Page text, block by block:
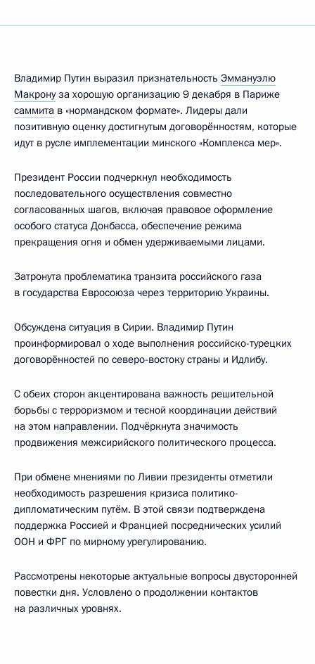
Владимир Путин выразил признательность Эммануэлю
Макронуза хорошую организацию 9 декабря в Париже
саммита в «нормандском формате». Лидеры дали
позитивную оценку достигнутым договорённостям, которые
идут в русле имплементации минского «Комплекса мер».
Президент России подчеркнул необходимость
последовательного осуществления совместно
согласованных шагов, включая правовое оформление
особого статуса Донбасса, обеспечение режима
прекращения огня и обмен удерживаемыми лицами.
Затронута проблематика транзита российского газа
в государства Евросоюза через территорию Украины.
Обсуждена ситуация в Сирии. Владимир Путин
проинформировал о ходе выполнения российско-турецких
договорённостей по северо-востоку страны и Идлибу.
С обеих сторон акцентирована важность решительной
борьбы с терроризмом и тесной координации действий
на этом направлении. Подчёркнута значимость
продвижения межсирийского политического процесса.
При обмене мнениями по Ливии президенты отметили
необходимость разрешения кризиса политико-
дипломатическим путём. В этой связи подтверждена
поддержка Россией и Францией посреднических усилий
ООН и ФРГ по мирному урегулированию.
Рассмотрены некоторые актуальные вопросы двусторонней
повестки дня. Условлено о продолжении контактов
на различных уровнях.